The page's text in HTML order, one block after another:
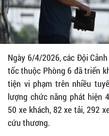
Ngày 6/4/2026, các Đội
tốc thuộc Phòng 6 đã triển
tiện vi phạm trên nhiều
lượng chức năng phát hiện
50 xe khách, 82 xe tải, 292
cứu thương.